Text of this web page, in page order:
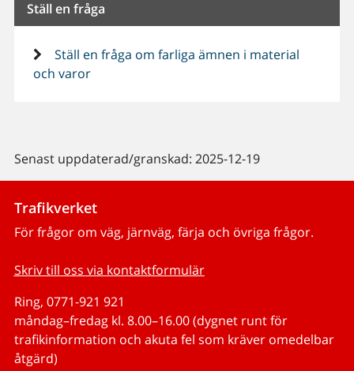
Ställ en fråga
Ställ en fråga om farliga ämnen i material
och varor
Senast uppdaterad/granskad: 2025-12-19
Trafikverket
För frågor om väg, järnväg, färja och övriga frågor.
Skriv till oss via kontaktformulär
Ring, 0771-921 921
måndag–fredag kl. 8.00–16.00 (dygnet runt för
trafikinformation och akuta fel som kräver omedelbar
åtgärd)